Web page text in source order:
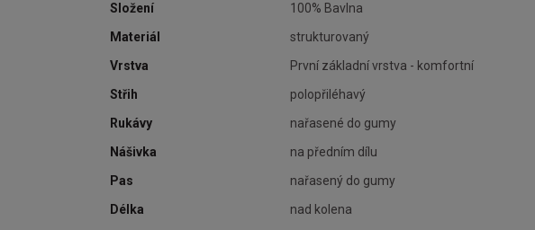
Složení
100% Bavlna
Materiál
strukturovaný
Vrstva
První základní vrstva - komfortní
Střih
polopřiléhavý
Rukávy
nařasené do gumy
Nášivka
na předním dílu
Pas
nařasený do gumy
Délka
nad kolena